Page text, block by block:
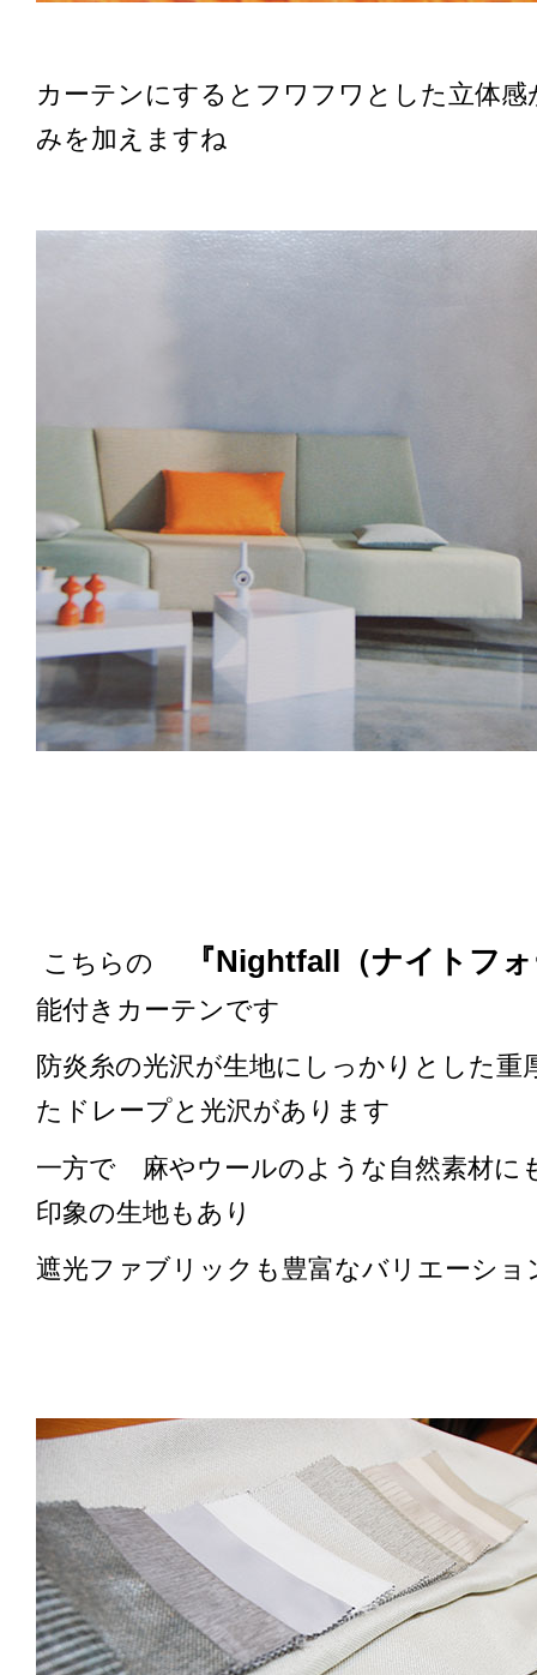
カーテンにするとフワフワとした立体感
みを加えますね
こちらの 『Nightfall（ナイトフ
能付きカーテンです
防炎糸の光沢が生地にしっかりとした重
たドレープと光沢があります
一方で 麻やウールのような自然素材に
印象の生地もあり
遮光ファブリックも豊富なバリエーシ